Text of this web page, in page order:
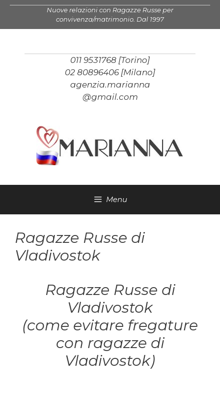
Vai
contenuto
Nuove relazioni con Ragazze Russe per
convivenza/matrimonio. Dal 1997
011 9531768 [Torino]
02 80896406 [Milano]
agenzia.marianna
@gmail.com
Menu
Ragazze Russe di
Vladivostok
Ragazze Russe di
Vladivostok
(come evitare fregature
con ragazze di
Vladivostok)